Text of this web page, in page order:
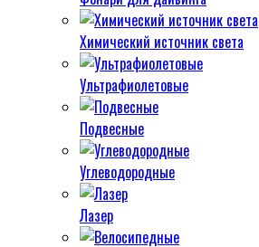
Химический источник света
Ультрафиолетовые
Подвесные
Углеводородные
Лазер